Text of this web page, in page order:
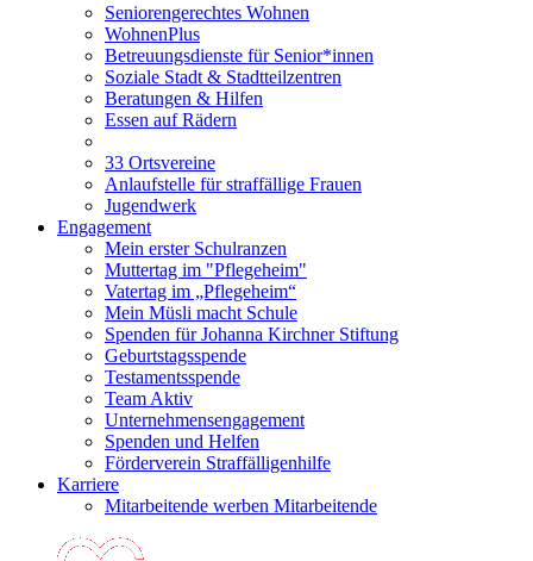
Seniorengerechtes Wohnen
WohnenPlus
Betreuungsdienste für Senior*innen
Soziale Stadt & Stadtteilzentren
Beratungen & Hilfen
Essen auf Rädern
33 Ortsvereine
Anlaufstelle für straffällige Frauen
Jugendwerk
Engagement
Mein erster Schulranzen
Muttertag im "Pflegeheim"
Vatertag im „Pflegeheim“
Mein Müsli macht Schule
Spenden für Johanna Kirchner Stiftung
Geburtstagsspende
Testamentsspende
Team Aktiv
Unternehmensengagement
Spenden und Helfen
Förderverein Straffälligenhilfe
Karriere
Mitarbeitende werben Mitarbeitende